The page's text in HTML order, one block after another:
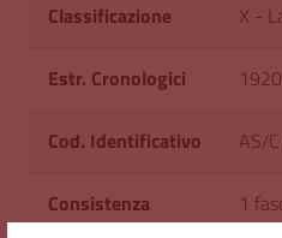
Classificazione X -
Estr. Cronologici 1920
Cod. Identificativo AS/
Consistenza 1